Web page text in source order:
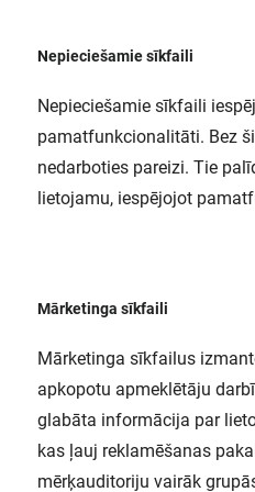
Sākums/SUBMARINE LED I 0.6M 840
SUBMARINE LED
LEDVANCE /
Nepieciešamie sīkfaili
Nepieciešamie sīkfaili
pamatfunkcionalitāti. Bez
nedarboties pareizi. Tie
lietojamu, iespējojot
Mārketinga sīkfaili
Mārketinga sīkfailus
apkopotu apmeklētāju
glabāta informācija par
kas ļauj reklamēšanas
mērķauditoriju vairāk